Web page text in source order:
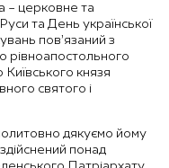
– церковне та
та День української
пов’язаний з
рівноапостольного
Київського князя
святого і
дякуємо йому
понад